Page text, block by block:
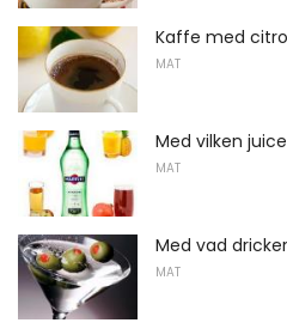
Kaffe med
MAT
Med vilken
MAT
Med vad
MAT